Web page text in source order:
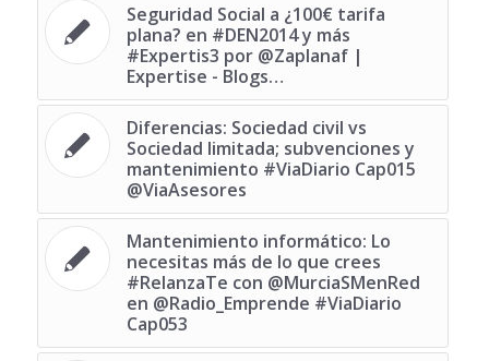
Seguridad Social a ¿100€ tarifa
plana? en #DEN2014 y más
#Expertis3 por @Zaplanaf |
Expertise - Blogs…
Diferencias: Sociedad civil vs
Sociedad limitada; subvenciones y
mantenimiento #ViaDiario Cap015
@ViaAsesores
Mantenimiento informático: Lo
necesitas más de lo que crees
#RelanzaTe con @MurciaSMenRed
en @Radio_Emprende #ViaDiario
Cap053